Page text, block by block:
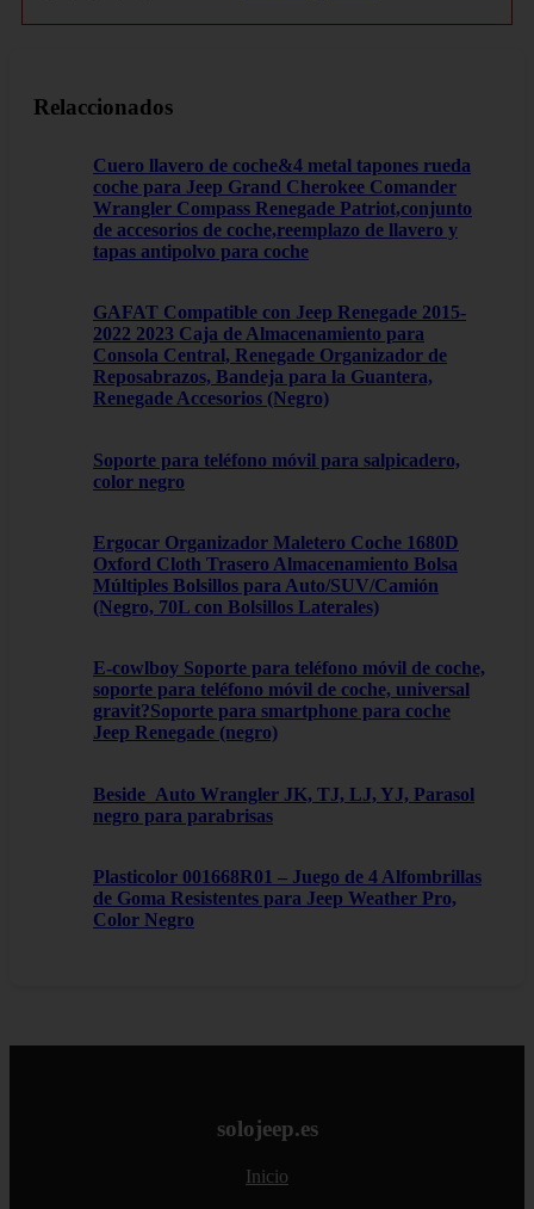
Relaccionados
Cuero llavero de coche&4 metal tapones rueda
coche para Jeep Grand Cherokee Comander
Wrangler Compass Renegade Patriot,conjunto
de accesorios de coche,reemplazo de llavero y
tapas antipolvo para coche
GAFAT Compatible con Jeep Renegade 2015-
2022 2023 Caja de Almacenamiento para
Consola Central, Renegade Organizador de
Reposabrazos, Bandeja para la Guantera,
Renegade Accesorios (Negro)
Soporte para teléfono móvil para salpicadero,
color negro
Ergocar Organizador Maletero Coche 1680D
Oxford Cloth Trasero Almacenamiento Bolsa
Múltiples Bolsillos para Auto/SUV/Camión
(Negro, 70L con Bolsillos Laterales)
E-cowlboy Soporte para teléfono móvil de coche,
soporte para teléfono móvil de coche, universal
gravit?Soporte para smartphone para coche
Jeep Renegade (negro)
Beside_Auto Wrangler JK, TJ, LJ, YJ, Parasol
negro para parabrisas
Plasticolor 001668R01 – Juego de 4 Alfombrillas
de Goma Resistentes para Jeep Weather Pro,
Color Negro
solojeep.es
Inicio